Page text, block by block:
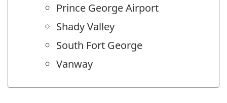
Prince George Airport
Shady Valley
South Fort George
Vanway